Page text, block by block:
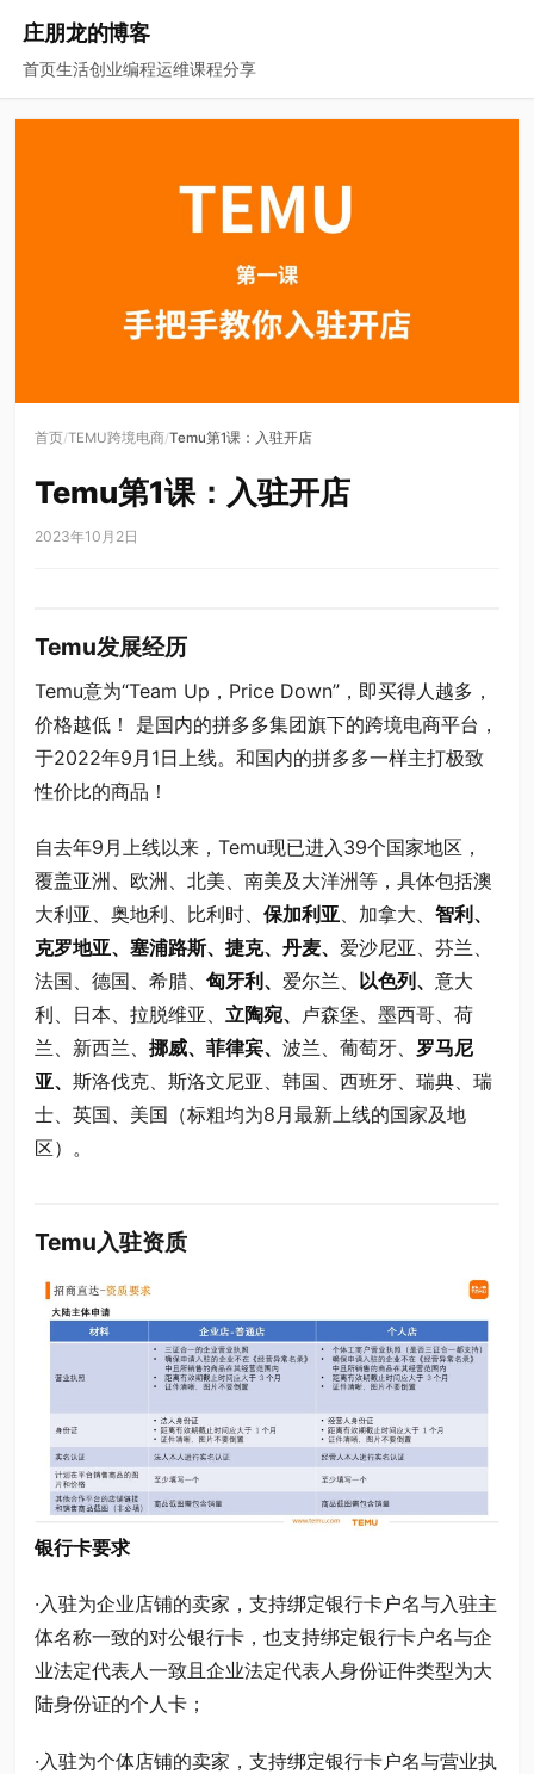
庄朋龙的博客
首页生活创业编程运维课程分享
首页/TEMU跨境电商/Temu第1课：入驻开店
Temu第1课：入驻开店
2023年10月2日
Temu发展经历
Temu意为“Team Up，Price Down”，即买得人越多，
价格越低！ 是国内的拼多多集团旗下的跨境电商平台，
于2022年9月1日上线。和国内的拼多多一样主打极致
性价比的商品！
自去年9月上线以来，Temu现已进入39个国家地区，
覆盖亚洲、欧洲、北美、南美及大洋洲等，具体包括澳
大利亚、奥地利、比利时、 保加利亚 、加拿大、 智利、
克罗地亚、塞浦路斯、捷克、丹麦、 爱沙尼亚、芬兰、
法国、德国、希腊、 匈牙利、 爱尔兰、 以色列、 意大
利、日本、拉脱维亚、 立陶宛、
卢森堡、墨西哥、荷
兰、新西兰、 挪威、菲律宾、 波兰、葡萄牙、 罗马尼
亚、 斯洛伐克、斯洛文尼亚、韩国、西班牙、瑞典、瑞
士、英国、美国（标粗均为8月最新上线的国家及地
区）。
Temu入驻资质
银行卡要求
·入驻为企业店铺的卖家，支持绑定银行卡户名与入驻主
体名称一致的对公银行卡，也支持绑定银行卡户名与企
业法定代表人一致且企业法定代表人身份证件类型为大
陆身份证的个人卡；
·入驻为个体店铺的卖家，支持绑定银行卡户名与营业执